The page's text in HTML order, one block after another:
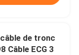
de tronc
Câble ECG 3